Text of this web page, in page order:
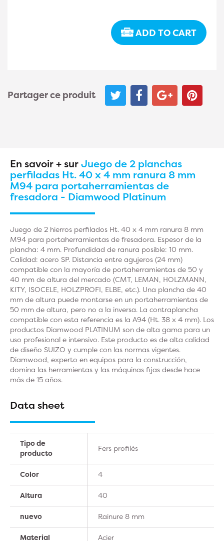
ADD TO CART
Partager ce produit
En savoir + surJuego de 2 planchas
perfiladas Ht. 40 x 4 mm ranura 8 mm
M94 para portaherramientas de
fresadora - Diamwood Platinum
Juego de 2 hierros perfilados Ht. 40 x 4 mm ranura 8 mm
M94 para portaherramientas de fresadora. Espesor de la
plancha: 4 mm. Profundidad de ranura posible: 10 mm.
Calidad: acero SP. Distancia entre agujeros (24 mm)
compatible con la mayoría de portaherramientas de 50 y
40 mm de altura del mercado (CMT, LEMAN, HOLZMANN,
KITY, ISOCELE, HOLZPROFI, ELBE, etc.). Una plancha de 40
mm de altura puede montarse en un portaherramientas de
50 mm de altura, pero no a la inversa. La contraplancha
compatible con esta referencia es la A94 (Ht. 38 x 4 mm). Los
productos Diamwood PLATINUM son de alta gama para un
uso profesional e intensivo. Este producto es de alta calidad
de diseño SUIZO y cumple con las normas vigentes.
Diamwood, experto en equipos para la construcción,
domina las herramientas y las máquinas fijas desde hace
más de 15 años.
Data sheet
Tipo de
producto
Fers profilés
Color 4
Altura 40
nuevo Rainure 8 mm
Material Acier